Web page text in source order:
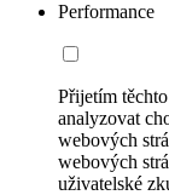
Performance
Přijetím
analyzovat
webových
webových
uživatelské